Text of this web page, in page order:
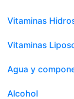
Vitaminas
Vitaminas
Agua y
Alcohol